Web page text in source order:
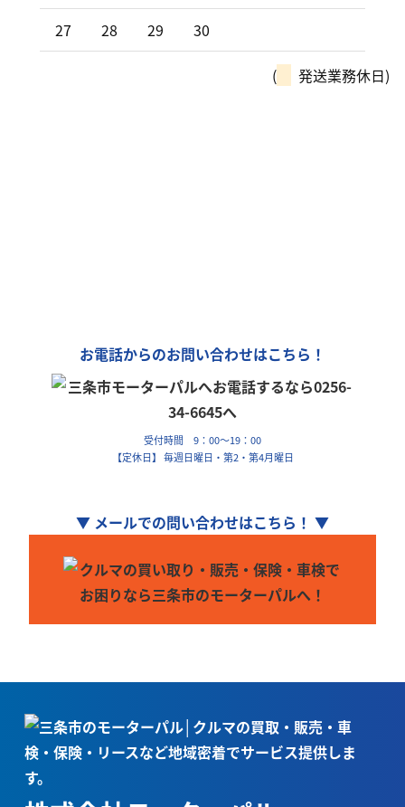
27
28 29 30
( 発送業務休日)
お電話からのお問い合わせはこちら！
受付時間 9：00～19：00
【定休日】 毎週日曜日・第2・第4月曜日
▼ メールでの問い合わせはこちら！ ▼